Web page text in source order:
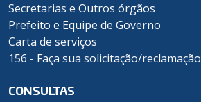
Secretarias e Outros órgãos
Prefeito e Equipe de Governo
Carta de serviços
156 - Faça sua solicitação/reclamação
CONSULTAS